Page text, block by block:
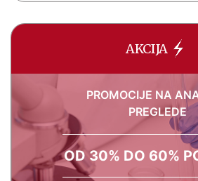
AKCIJA
PROMOCIJE NA
PREGLEDE
OD 30% DO 60%